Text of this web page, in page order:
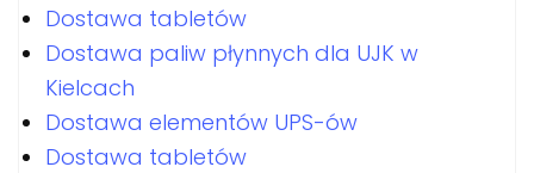
Dostawa tabletów
Dostawa paliw płynnych dla UJK w
Kielcach
Dostawa elementów UPS-ów
Dostawa tabletów